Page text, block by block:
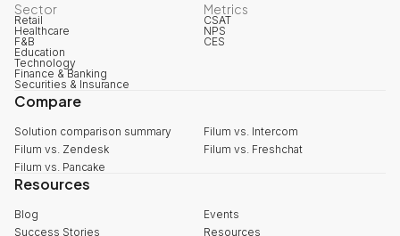
Sector
Retail
Healthcare
F&B
Education
Technology
Finance & Banking
Securities & Insurance
Metrics
CSAT
NPS
CES
Compare
Solution comparison summary
Filum vs. Intercom
Filum vs. Zendesk
Filum vs. Freshchat
Filum vs. Pancake
Resources
Blog
Events
Success Stories
Resources